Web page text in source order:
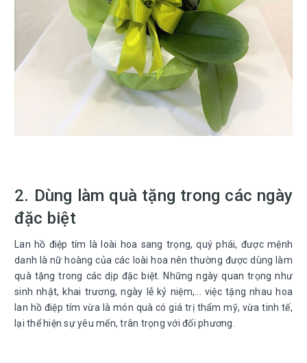
2. Dùng làm quà tặng trong các ngày
đặc biệt
Lan hồ điệp tím là loài hoa sang trọng, quý phái, được mệnh
danh là nữ hoàng của các loài hoa nên thường được dùng làm
quà tặng trong các dịp đặc biệt. Những ngày quan trọng như
sinh nhật, khai trương, ngày lễ kỷ niệm,... việc tặng nhau hoa
lan hồ điệp tím vừa là món quà có giá trị thẩm mỹ, vừa tinh tế,
lại thể hiện sự yêu mến, trân trọng với đối phương.